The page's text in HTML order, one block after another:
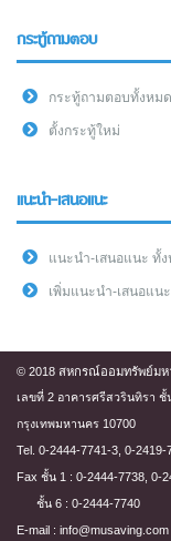
กระทู้ถามตอบ
กระทู้ถามตอบทั้งหมด
ตั้งกระทู้ใหม่
แนะนำ-เสนอแนะ
แนะนำ-เสนอแนะ ทั้
เพิ่มแนะนำ-เสนอแนะ
© 2018 สหกรณ์ออมทรัพย์ม
เลขที่ 2 อาคารศรีสวรินทิรา
กรุงเทพมหานคร 10700
Tel. 0-2444-7741-3, 0-
Fax ชั้น 1 : 0-2444-7738, 0-
ชั้น 6 : 0-2444-7740
E-mail : info@musaving.com